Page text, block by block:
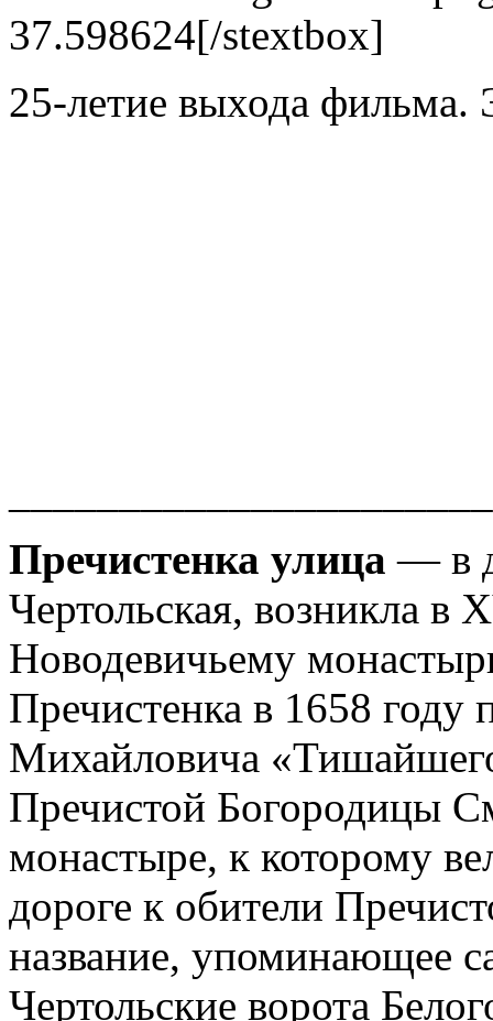
37.598624[/stextbox]
25-летие выхода фильма.
Пречистенка улица — в
Чертольская, возникла в
Новодевичьему
Пречистенка в 1658 году
Михайловича
Пречистой Богородицы
монастыре, к которому
дороге к обители
название, упоминающее
Чертольские ворота